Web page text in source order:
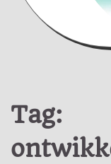
Tag: